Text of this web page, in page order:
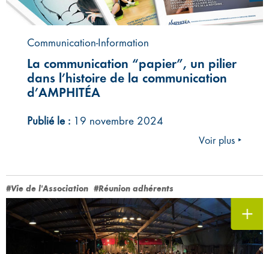
Communication-Information
La communication “papier”, un pilier
dans l’histoire de la communication
d’AMPHITÉA
Publié le : 19 novembre 2024
Voir plus ‣
#Vie de l'Association #Réunion adhérents